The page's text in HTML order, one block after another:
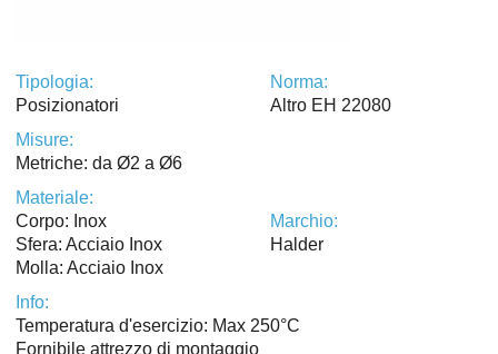
Tipologia:
Posizionatori
Norma:
Altro EH 22080
Misure:
Metriche: da Ø2 a Ø6
Materiale:
Corpo: Inox
Sfera: Acciaio Inox
Molla: Acciaio Inox
Marchio:
Halder
Info:
Temperatura d'esercizio: Max 250°C
Fornibile attrezzo di montaggio